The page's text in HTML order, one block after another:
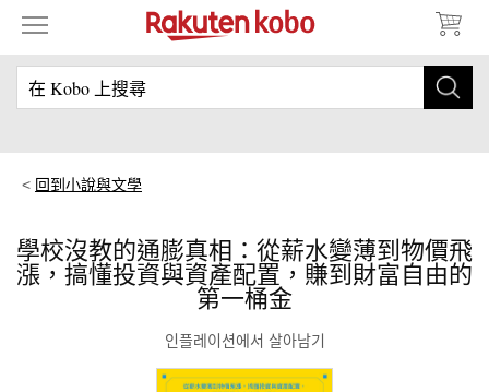
回到小說與文學
學校沒教的通膨真相：從薪水變薄到物價飛
漲，搞懂投資與資產配置，賺到財富自由的
第一桶金
인플레이션에서 살아남기